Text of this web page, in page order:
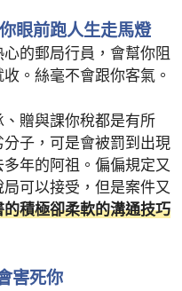
眼前跑人生走馬燈
的郵局行員，會幫你阻
。絲毫不會跟你客氣。
贈與課你稅都是有所
子，可是會被罰到出現
年的阿祖。偏偏規定又
可以接受，但是案件又
的積極卻柔軟的溝通技巧
害死你